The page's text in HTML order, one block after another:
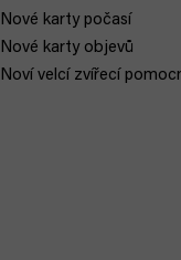
Nové karty počasí
Nové karty objevů
Noví velcí zvířecí